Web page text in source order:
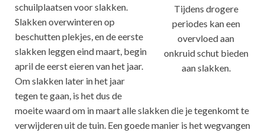
Tijdens drogere
periodes kan een
overvloed aan
onkruid schut bieden
aan slakken.
schuilplaatsen voor slakken.
Slakken overwinteren op
beschutten plekjes, en de eerste
slakken leggen eind maart, begin
april de eerst eieren van het jaar.
Om slakken later in het jaar
tegen te gaan, is het dus de
moeite waard om in maart alle slakken die je tegenkomt te
verwijderen uit de tuin. Een goede manier is het wegvangen